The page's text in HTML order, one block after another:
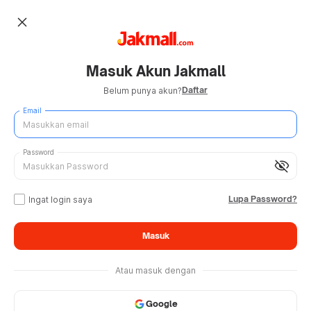
close
Masuk Akun Jakmall
Belum punya akun?Daftar
Email
visibility_off
Password
Ingat login saya Lupa Password?
Masuk
Atau masuk dengan
Google